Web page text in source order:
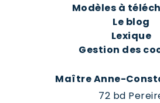
Modèles à
Le blog
Lexique
Gestion des
Maître Anne-
72 bd